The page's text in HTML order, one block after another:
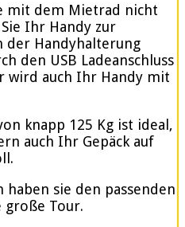
mit dem Mietrad nicht
Ihr Handy zur
der Handyhalterung
den USB Ladeanschluss
wird auch Ihr Handy mit
knapp 125 Kg ist ideal,
auch Ihr Gepäck auf
sie den passenden
große Tour.